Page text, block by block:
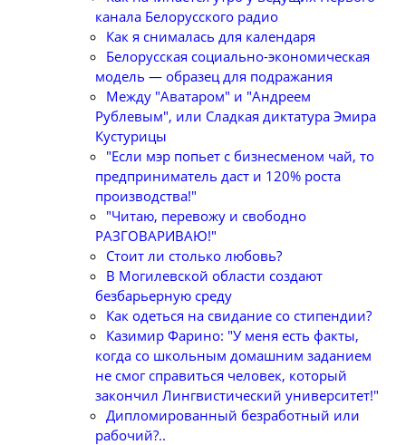
канала Белорусского радио
Как я снималась для календаря
Белорусская социально-экономическая
модель — образец для подражания
Между "Аватаром" и "Андреем
Рублевым", или Сладкая диктатура Эмира
Кустурицы
"Если мэр попьет с бизнесменом чай, то
предприниматель даст и 120% роста
производства!"
"Читаю, перевожу и свободно
РАЗГОВАРИВАЮ!"
Стоит ли столько любовь?
В Могилевской области создают
безбарьерную среду
Как одеться на свидание со стипендии?
Казимир Фарино: "У меня есть факты,
когда со школьным домашним заданием
не смог справиться человек, который
закончил Лингвистический университет!"
Дипломированный безработный или
рабочий?..